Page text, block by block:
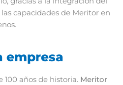
capacidades de Meritor en
empresa
100 años de historia. Meritor